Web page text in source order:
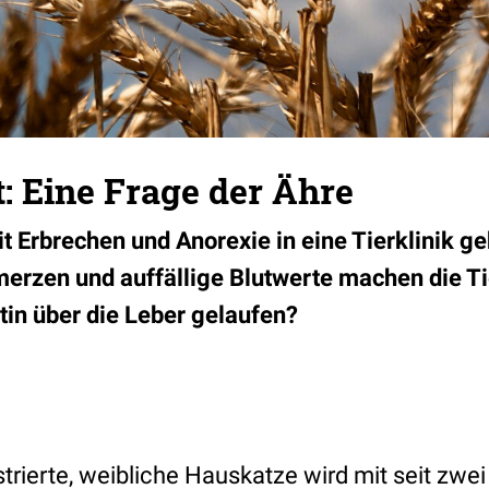
Eine Frage der Ähre
Erbrechen und Anorexie in eine Tierklinik
und auffällige Blutwerte machen die
über die Leber gelaufen?
weibliche Hauskatze wird mit seit